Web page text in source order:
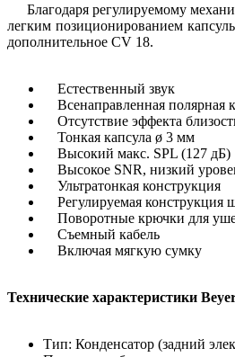
Благодаря регулируемому
легким позиционированием
дополнительное CV 18.
Естественный звук
Всенаправленная полярная
Отсутствие эффекта
Тонкая капсула ø 3 мм
Высокий макс. SPL (127 дБ)
Высокое SNR, низкий
Ультратонкая конструкция
Регулируемая конструкция
Поворотные крючки для
Съемный кабель
Включая мягкую сумку
Технические характеристики
Тип: Конденсатор (задний